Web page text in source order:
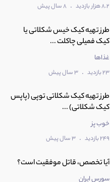
8.2 هزار بازدید . 8 سال پیش
طرز تهیه کیک خیس شکلاتی یا
کیک فمیلی چاکلت ...
غذاها
23 بازدید . 3 سال پیش
طرز تهیه کیک شکلاتی توپی (پاپس
کیک شکلاتی) ...
خوب پز
249 بازدید . 3 سال پیش
آیا تخصص، قاتل موفقیت است؟
سورس ایران